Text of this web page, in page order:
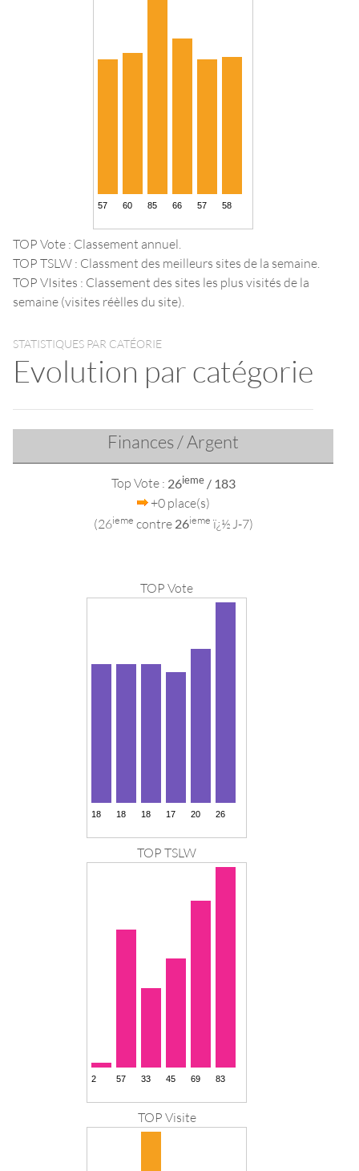
TOP Vote : Classement annuel.
TOP TSLW : Classment des meilleurs sites de la semaine.
TOP VIsites : Classement des sites les plus visités de la
semaine (visites réèlles du site).
STATISTIQUES PAR CATÉORIE
Evolution par catégorie
Finances / Argent
Top Vote : 26ieme/ 183
+0 place(s)
(26ieme contre 26ieme ï¿½ J-7)
TOP Vote
TOP TSLW
TOP Visite